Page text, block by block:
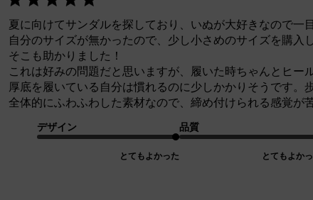
夏に向けてサンダルを探しており、いぬが大好きなので一
自分のサイズが無かったので、少し小さめのサイズを購入
そこも助かりました！
これは好みの問題だと思いますが、履いた時ちゃんとヒ
厚底を履いている自分は慣れるのに少しかかりそうです。
全体的にふわふわした素材なので、締め付けられる感覚が
デザイン
とてもよかった
品質
とてもよか